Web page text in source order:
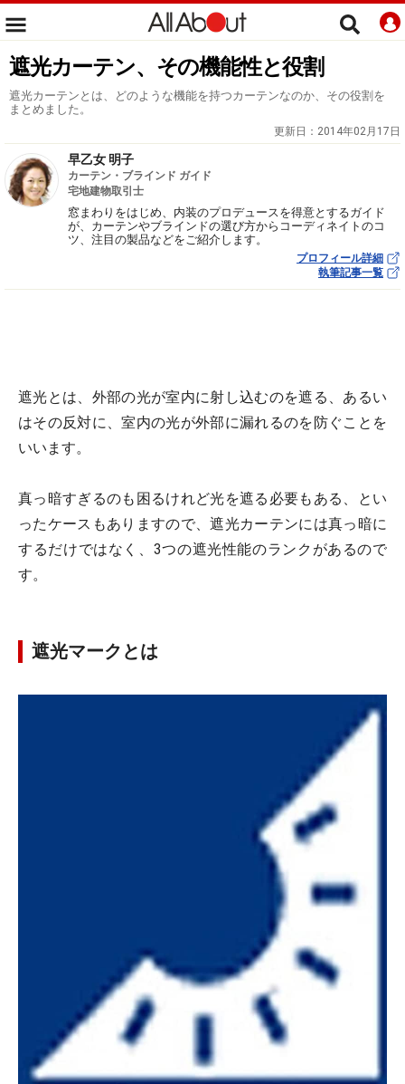
遮光カーテン、その機能性と役割
遮光カーテンとは、どのような機能を持つカーテンなのか、その役割を
まとめました。
更新日： 2014年02月17日
早乙女 明子
カーテン・ブラインド ガイド
宅地建物取引士
窓まわりをはじめ、内装のプロデュースを得意とするガイド
が、カーテンやブラインドの選び方からコーディネイトのコ
ツ、注目の製品などをご紹介します。
プロフィール詳細
執筆記事一覧
遮光とは、外部の光が室内に射し込むのを遮る、あるい
はその反対に、室内の光が外部に漏れるのを防ぐことを
いいます。
真っ暗すぎるのも困るけれど光を遮る必要もある、とい
ったケースもありますので、遮光カーテンには真っ暗に
するだけではなく、3つの遮光性能のランクがあるので
す。
遮光マークとは